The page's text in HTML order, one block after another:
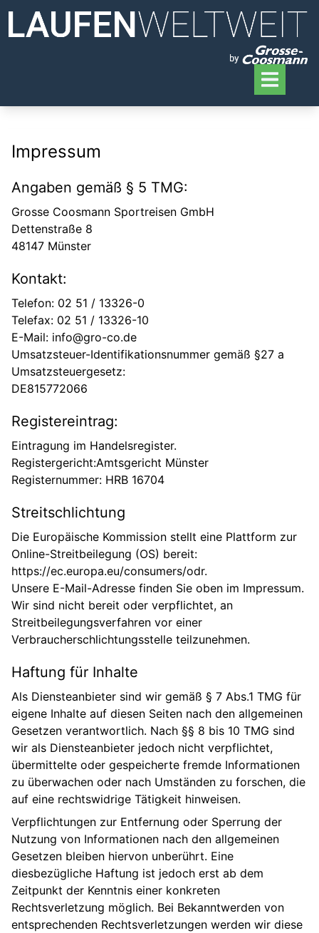
Impressum
Angaben gemäß § 5 TMG:
Grosse Coosmann Sportreisen GmbH
Dettenstraße 8
48147 Münster
Kontakt:
Telefon: 02 51 / 13326-0
Telefax: 02 51 / 13326-10
E-Mail: info@gro-co.de
Umsatzsteuer-Identifikationsnummer gemäß §27 a
Umsatzsteuergesetz:
DE815772066
Registereintrag:
Eintragung im Handelsregister.
Registergericht:Amtsgericht Münster
Registernummer: HRB 16704
Streitschlichtung
Die Europäische Kommission stellt eine Plattform zur
Online-Streitbeilegung (OS) bereit:
https://ec.europa.eu/consumers/odr.
Unsere E-Mail-Adresse finden Sie oben im Impressum.
Wir sind nicht bereit oder verpflichtet, an
Streitbeilegungsverfahren vor einer
Verbraucherschlichtungsstelle teilzunehmen.
Haftung für Inhalte
Als Diensteanbieter sind wir gemäß § 7 Abs.1 TMG für
eigene Inhalte auf diesen Seiten nach den allgemeinen
Gesetzen verantwortlich. Nach §§ 8 bis 10 TMG sind
wir als Diensteanbieter jedoch nicht verpflichtet,
übermittelte oder gespeicherte fremde Informationen
zu überwachen oder nach Umständen zu forschen, die
auf eine rechtswidrige Tätigkeit hinweisen.
Verpflichtungen zur Entfernung oder Sperrung der
Nutzung von Informationen nach den allgemeinen
Gesetzen bleiben hiervon unberührt. Eine
diesbezügliche Haftung ist jedoch erst ab dem
Zeitpunkt der Kenntnis einer konkreten
Rechtsverletzung möglich. Bei Bekanntwerden von
entsprechenden Rechtsverletzungen werden wir diese